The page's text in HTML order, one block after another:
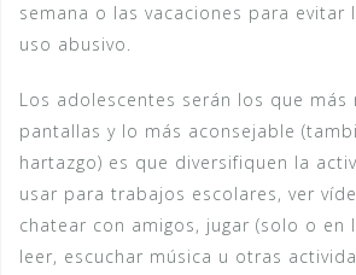
semana o las vacaciones para evitar
uso abusivo.
Los adolescentes serán los que más
pantallas y lo más aconsejable
hartazgo) es que diversifiquen la
usar para trabajos escolares, ver
chatear con amigos, jugar (solo o en
leer, escuchar música u otras